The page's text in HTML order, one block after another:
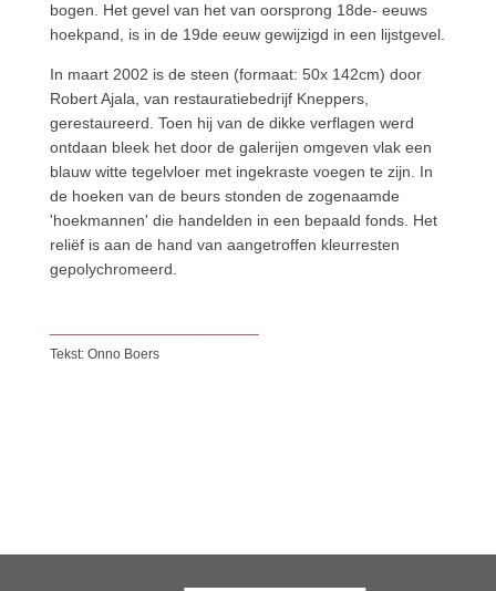
bogen. Het gevel van het van oorsprong 18de- eeuws
hoekpand, is in de 19de eeuw gewijzigd in een lijstgevel.
In maart 2002 is de steen (formaat: 50x 142cm) door
Robert Ajala, van restauratiebedrijf Kneppers,
gerestaureerd. Toen hij van de dikke verflagen werd
ontdaan bleek het door de galerijen omgeven vlak een
blauw witte tegelvloer met ingekraste voegen te zijn. In
de hoeken van de beurs stonden de zogenaamde
'hoekmannen' die handelden in een bepaald fonds. Het
reliëf is aan de hand van aangetroffen kleurresten
gepolychromeerd.
Tekst: Onno Boers